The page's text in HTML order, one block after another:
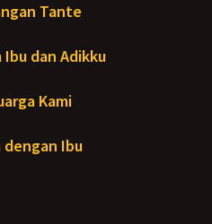
Tante
Ibu dan Adikku
Kami
dengan Ibu